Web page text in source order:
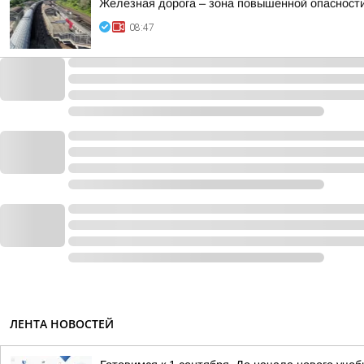
Железная дорога – зона повышенной
08:47
ЛЕНТА НОВОСТЕЙ